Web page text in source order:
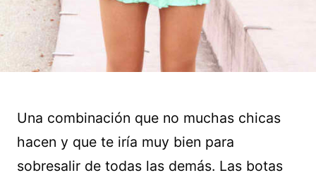
Una combinación que no muchas chicas
hacen y que te iría muy bien para
sobresalir de todas las demás. Las botas